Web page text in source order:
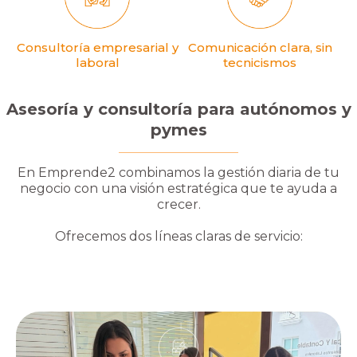
Consultoría empresarial y
laboral
Comunicación clara, sin
tecnicismos
Asesoría y consultoría para autónomos y
pymes
En Emprende2 combinamos la gestión diaria de tu
negocio con una visión estratégica que te ayuda a
crecer.
Ofrecemos dos líneas claras de servicio: